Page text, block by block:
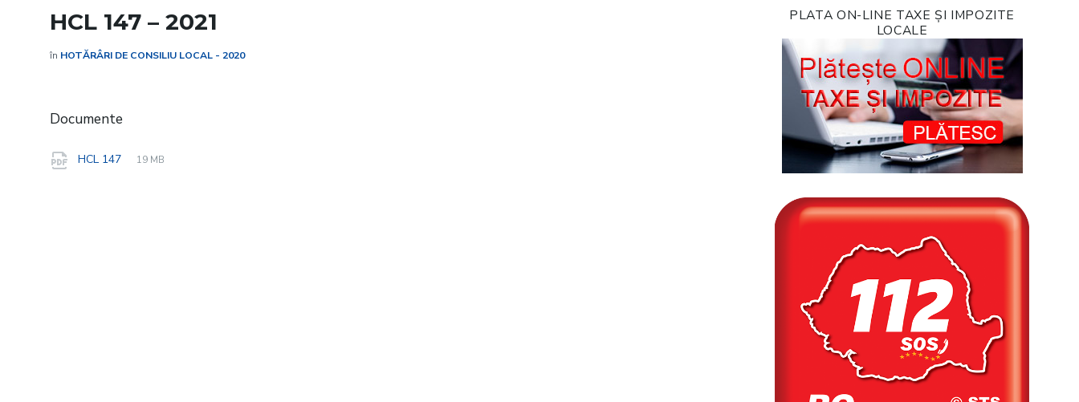
HCL 147 – 2021
în HOTĂRÂRI DE CONSILIU LOCAL - 2020
Documente
HCL 147
File
pdf
File
19 MB
PLATA ON-LINE TAXE ȘI IMPOZITE
LOCALE